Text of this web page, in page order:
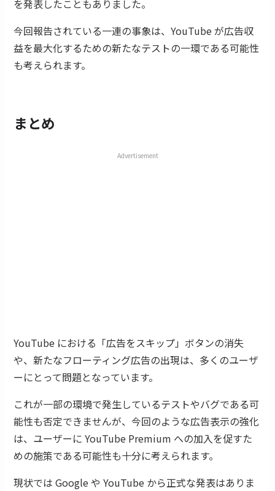
を発表したこともありました。
今回報告されている一連の事象は、YouTube が広告収
益を最大化するための新たなテストの一環である可能性
も考えられます。
まとめ
Advertisement
YouTube における「広告をスキップ」ボタンの消失
や、新たなフローティング広告の出現は、多くのユーザ
ーにとって問題となっています。
これが一部の環境で発生しているテストやバグである可
能性も否定できませんが、今回のような広告表示の強化
は、ユーザーに YouTube Premium への加入を促すた
めの施策である可能性も十分に考えられます。
現状では Google や YouTube から正式な発表はありま